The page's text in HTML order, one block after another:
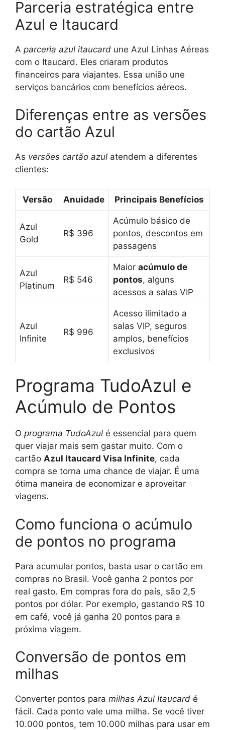
Parceria estratégica entre
Azul e Itaucard
A parceria azul itaucard une Azul Linhas Aéreas
com o Itaucard. Eles criaram produtos
financeiros para viajantes. Essa união une
serviços bancários com benefícios aéreos.
Diferenças entre as versões
do cartão Azul
As versões cartão azul atendem a diferentes
clientes:
Versão Anuidade Principais Benefícios
Azul
Gold
R$ 396
Acúmulo básico de
pontos, descontos em
passagens
Azul
Platinum
R$ 546
Maior acúmulo de
pontos, alguns
acessos a salas VIP
Azul
Infinite
R$ 996
Acesso ilimitado a
salas VIP, seguros
amplos, benefícios
exclusivos
Programa TudoAzul e
Acúmulo de Pontos
O programa TudoAzul é essencial para quem
quer viajar mais sem gastar muito. Com o
cartão Azul Itaucard Visa Infinite, cada
compra se torna uma chance de viajar. É uma
ótima maneira de economizar e aproveitar
viagens.
Como funciona o acúmulo
de pontos no programa
Para acumular pontos, basta usar o cartão em
compras no Brasil. Você ganha 2 pontos por
real gasto. Em compras fora do país, são 2,5
pontos por dólar. Por exemplo, gastando R$ 10
em café, você já ganha 20 pontos para a
próxima viagem.
Conversão de pontos em
milhas
Converter pontos para milhas Azul Itaucard é
fácil. Cada ponto vale uma milha. Se você tiver
10.000 pontos, tem 10.000 milhas para usar em